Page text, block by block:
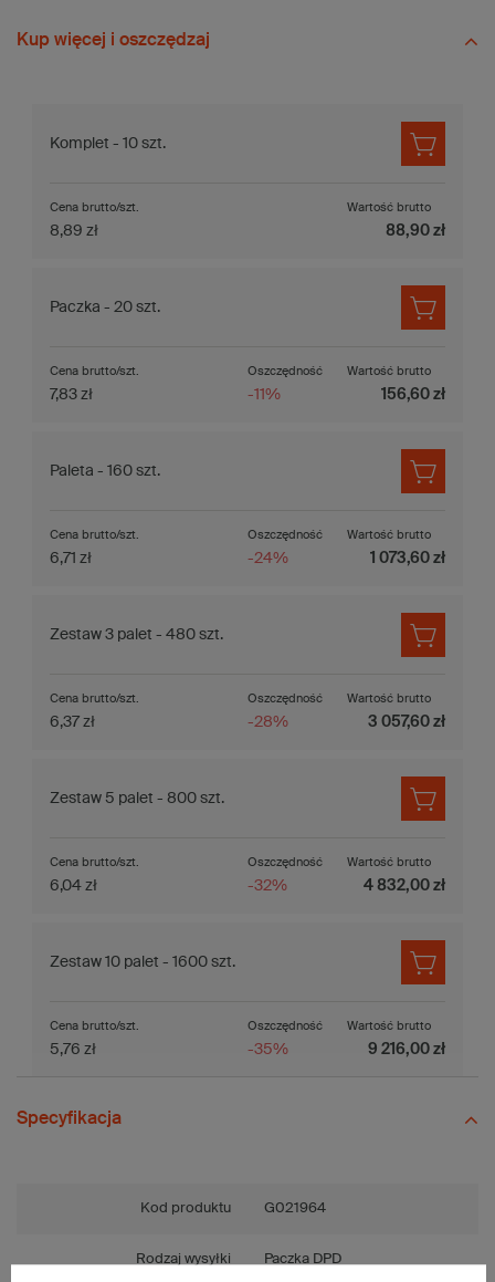
Kup więcej i oszczędzaj
Komplet - 10 szt.
Cena brutto/szt.
8,89 zł
Wartość brutto
88,90 zł
Paczka - 20 szt.
Oszczędność
-11%
Cena brutto/szt.
7,83 zł
Wartość brutto
156,60 zł
Paleta - 160 szt.
Oszczędność
-24%
Cena brutto/szt.
6,71 zł
Wartość brutto
1 073,60 zł
Zestaw 3 palet - 480 szt.
Oszczędność
-28%
Cena brutto/szt.
6,37 zł
Wartość brutto
3 057,60 zł
Zestaw 5 palet - 800 szt.
Oszczędność
-32%
Cena brutto/szt.
6,04 zł
Wartość brutto
4 832,00 zł
Zestaw 10 palet - 1600 szt.
Oszczędność
-35%
Cena brutto/szt.
5,76 zł
Wartość brutto
9 216,00 zł
Specyfikacja
Kod produktu G021964
Rodzaj wysyłki Paczka DPD